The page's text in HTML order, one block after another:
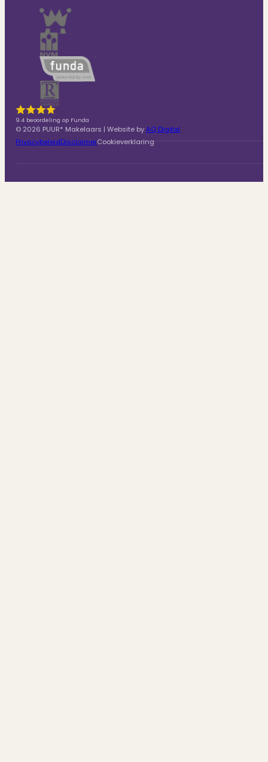
9.4 beoordeling op Funda
© 2026 PUUR* Makelaars | Website byAQ Digital
PrivacybeleidDisclaimerCookieverklaring